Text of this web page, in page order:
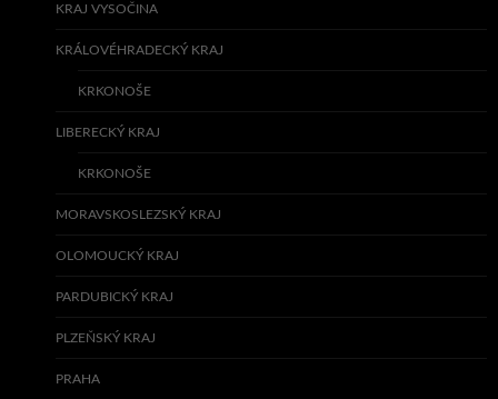
KRAJ VYSOČINA
KRÁLOVÉHRADECKÝ KRAJ
KRKONOŠE
LIBERECKÝ KRAJ
KRKONOŠE
MORAVSKOSLEZSKÝ KRAJ
OLOMOUCKÝ KRAJ
PARDUBICKÝ KRAJ
PLZEŇSKÝ KRAJ
PRAHA